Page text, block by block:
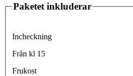
Paketet inkluderar
Incheckning
Från kl 15
Frukost